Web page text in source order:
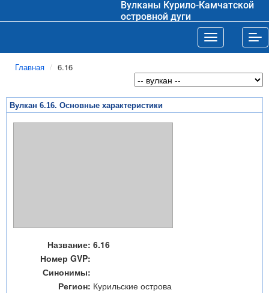
Вулканы Курило-Камчатской
островной дуги
Toggle
Главная 6.16
Вулкан 6.16. Основные характеристики
Название: 6.16
Номер GVP:
Синонимы:
Регион: Курильские острова